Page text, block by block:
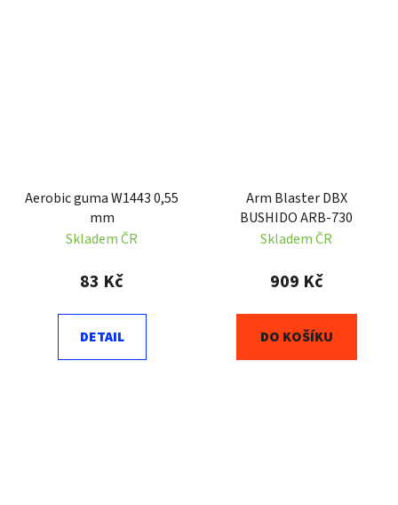
Aerobic guma W1443 0,55
mm
Skladem ČR
83 Kč
DETAIL
Arm Blaster DBX
BUSHIDO ARB-730
Skladem ČR
909 Kč
DO KOŠÍKU